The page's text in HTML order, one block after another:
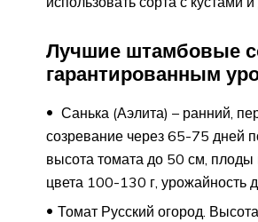
Лучшие штамбовые
гарантированным
Санька (Аэлита) – ранний,
созревание через 65-75 дней
высота томата до 50 см, плоды
цвета 100-130 г, урожайность
Томат Русский огород.